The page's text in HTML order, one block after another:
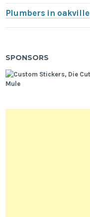
Plumbers in oakville
SPONSORS